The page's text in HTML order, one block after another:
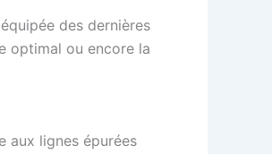
des dernières
optimal ou encore la
aux lignes épurées